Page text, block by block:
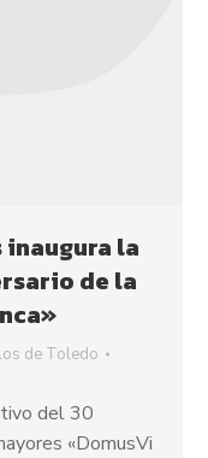
la
de la
de Toledo
del 30
«DomusVi